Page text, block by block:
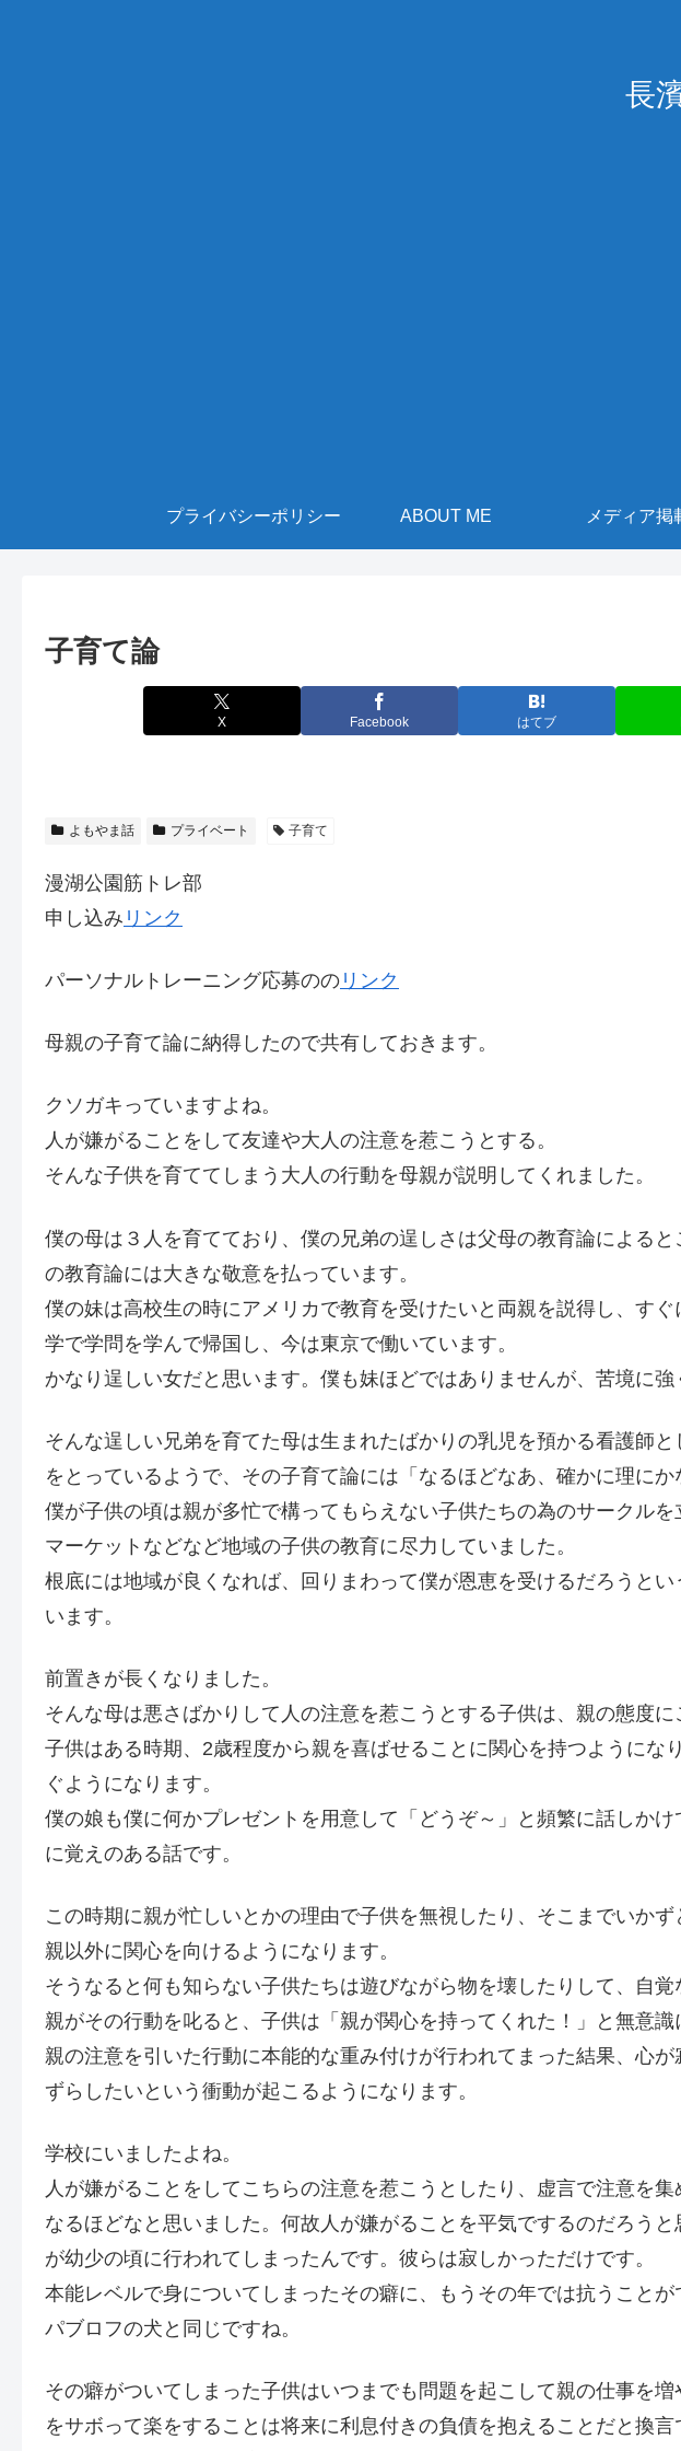
長
プライバシーポリシー ABOUT ME メディア掲
子育て論
X Facebook はてブ
よもやま話 プライベート 子育て
漫湖公園筋トレ部
申し込み リンク
パーソナルトレーニング応募のの リンク
母親の子育て論に納得したので共有しておきます。
クソガキっていますよね。
人が嫌がることをして友達や大人の注意を惹こうとする。
そんな子供を育ててしまう大人の行動を母親が説明してくれました。
僕の母は３人を育てており、僕の兄弟の逞しさは父母の教育論による
の教育論には大きな敬意を払っています。
僕の妹は高校生の時にアメリカで教育を受けたいと両親を説得し、す
学で学問を学んで帰国し、今は東京で働いています。
かなり逞しい女だと思います。僕も妹ほどではありませんが、苦境に強
そんな逞しい兄弟を育てた母は生まれたばかりの乳児を預かる看護師
をとっているようで、その子育て論には「なるほどなあ、確かに理にか
僕が子供の頃は親が多忙で構ってもらえない子供たちの為のサークル
マーケットなどなど地域の子供の教育に尽力していました。
根底には地域が良くなれば、回りまわって僕が恩恵を受けるだろうと
います。
前置きが長くなりました。
そんな母は悪さばかりして人の注意を惹こうとする子供は、親の態度に
子供はある時期、2歳程度から親を喜ばせることに関心を持つようにな
ぐようになります。
僕の娘も僕に何かプレゼントを用意して「どうぞ～」と頻繁に話しか
に覚えのある話です。
この時期に親が忙しいとかの理由で子供を無視したり、そこまでいか
親以外に関心を向けるようになります。
そうなると何も知らない子供たちは遊びながら物を壊したりして、自覚
親がその行動を叱ると、子供は「親が関心を持ってくれた！」と無意識
親の注意を引いた行動に本能的な重み付けが行われてまった結果、心
ずらしたいという衝動が起こるようになります。
学校にいましたよね。
人が嫌がることをしてこちらの注意を惹こうとしたり、虚言で注意を集
なるほどなと思いました。何故人が嫌がることを平気でするのだろう
が幼少の頃に行われてしまったんです。彼らは寂しかっただけです。
本能レベルで身についてしまったその癖に、もうその年では抗うことが
パブロフの犬と同じですね。
その癖がついてしまった子供はいつまでも問題を起こして親の仕事を
をサボって楽をすることは将来に利息付きの負債を抱えることだと換言